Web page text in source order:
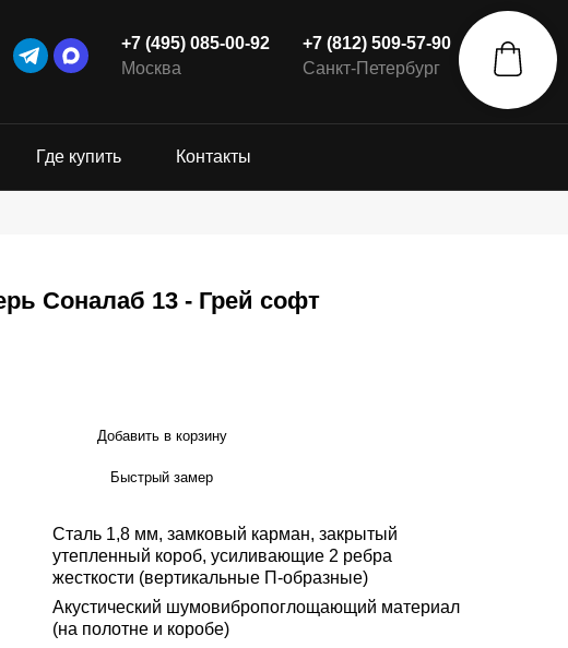
+7 (495) 085-00-92
Москва
+7 (812) 509-57-90
Санкт-Петербург
Где купить Контакты
Соналаб 13 - Грей софт
Добавить в корзину
Быстрый замер
Сталь 1,8 мм, замковый карман, закрытый
утепленный короб, усиливающие 2 ребра
жесткости (вертикальные П-образные)
Акустический шумовибропоглощающий материал
(на полотне и коробе)